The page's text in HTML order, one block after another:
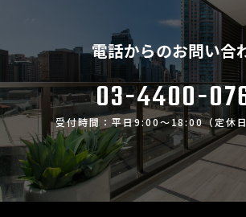
電話からのお問い合
03-4400-
受付時間：平日9:00～18:00（定休日